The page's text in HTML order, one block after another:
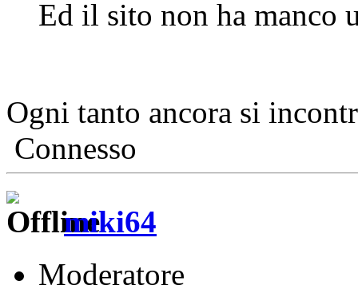
Ed il sito non ha manco
Ogni tanto ancora si
Connesso
miki64
Moderatore